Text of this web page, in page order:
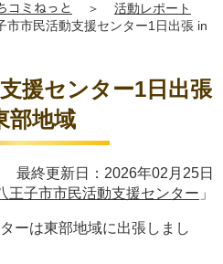
コミねっと ＞
活動レポート
市市民活動支援センター1日出張 in
援センター1日出張
部地域
最終更新日：2026年02月25日
王子市市民活動支援センター 」
ーは東部地域に出張しまし